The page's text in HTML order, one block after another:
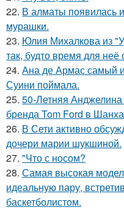
22. В алматы появилась
мурашки.
23. Юлия Михалкова из
так, будто время для неё
24. Ана де Армас самый
Суини поймала.
25. 50-Летняя
бренда Tom Ford в
26. В Сети активно
дочери марии шукшиной.
27. "Что с носом?
28. Самая высокая
идеальную пару,
баскетболистом.